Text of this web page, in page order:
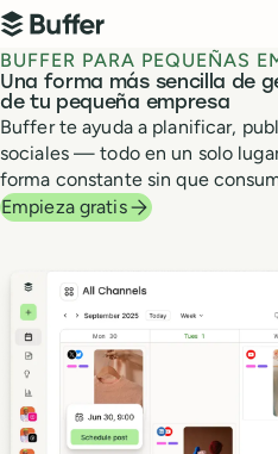
Navegación principal
Buffer
BUFFER PARA PEQUEÑAS
Una forma más sencilla de
de tu pequeña empresa
Buffer te ayuda a planificar,
sociales — todo en un solo
forma constante sin que
Empieza gratis